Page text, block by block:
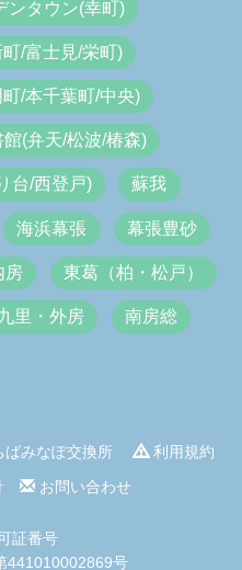
ンタウン(幸町)
/富士見/栄町)
/本千葉町/中央)
(弁天/松波/椿森)
台/西登戸) 蘇我
海浜幕張 幕張豊砂
房 東葛（柏・松戸）
里・外房 南房総
みなぽ交換所
利用規約
お問い合わせ
証番号
441010002869号